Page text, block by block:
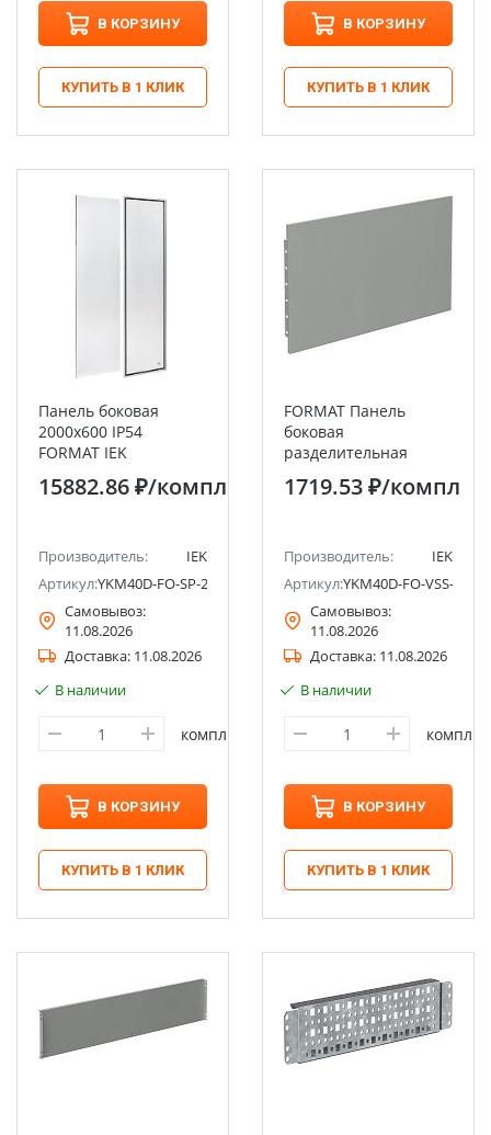
В КОРЗИНУ
КУПИТЬ В 1 КЛИК
В КОРЗИНУ
КУПИТЬ В 1 КЛИК
Панель боковая
2000х600 IP54
FORMAT IEK
15882.86 ₽/компл
Производитель:
IEK
Артикул:YKM40D-FO-SP-200-060-54
Самовывоз:
11.08.2026
Доставка: 11.08.2026
В наличии
компл
В КОРЗИНУ
КУПИТЬ В 1 КЛИК
FORMAT Панель
боковая
разделительная
300х400мм (2шт/
компл) IEK
1719.53 ₽/компл
Производитель:
IEK
Артикул:YKM40D-FO-VSS-030-
Самовывоз:
11.08.2026
Доставка: 11.08.2026
В наличии
компл
В КОРЗИНУ
КУПИТЬ В 1 КЛИК